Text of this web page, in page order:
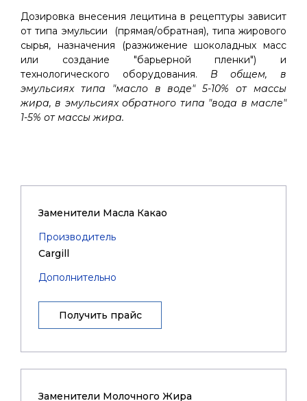
Дозировка внесения лецитина в рецептуры зависит
от типа эмульсии (прямая/обратная), типа жирового
сырья, назначения (разжижение шоколадных масс
или создание "барьерной пленки") и
технологического оборудования. В общем, в
эмульсиях типа "масло в воде" 5-10% от массы
жира, в эмульсиях обратного типа "вода в масле"
1-5% от массы жира.
Заменители Масла Какао
Производитель
Cargill
Дополнительно
Получить прайс
Заменители Молочного Жира